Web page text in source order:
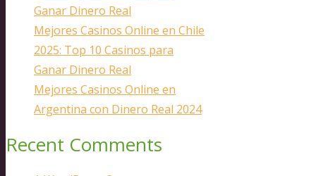
Ganar Dinero Real
Mejores Casinos Online en Chile
2025: Top 10 Casinos para
Ganar Dinero Real
Mejores Casinos Online en
Argentina con Dinero Real 2024
Recent Comments